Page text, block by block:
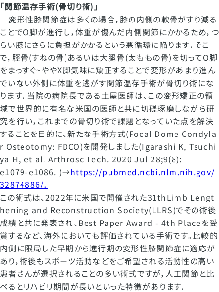
「関節温存手術(骨切り術)」
変形性膝関節症は多くの場合，膝の内側の軟骨がすり減る
ことでO脚が進行し，体重が傷んだ内側関節にかかるため，つ
らい膝にさらに負担がかかるという悪循環に陥ります．そこ
で，脛骨(すねの骨)あるいは大腿骨(太ももの骨)を切ってO脚
をまっすぐ~ややX脚気味に矯正することで変形があまり進ん
でいない外側に体重を逃がす関節温存手術が骨切り術にな
ります．当院の病院長である土屋医師は、この変形矯正の領
域で世界的に有名な米国の医師と共に切磋琢磨しながら研
究を行い，これまでの骨切り術で課題となっていた点を解決
することを目的に、新たな手術方式(Focal Dome Condyla
r Osteotomy: FDCO)を開発しました(Igarashi K, Tsuchi
ya H, et al. Arthrosc Tech. 2020 Jul 28;9(8):
e1079-e1086. )→https://pubmed.ncbi.nlm.nih.gov/
32874886/．
この術式は、2022年に米国で開催された31thLimb Lengt
hening and Reconstruction Society(LLRS)でその術後
成績と共に発表され、Best Paper Award - 4th Placeを受
賞するなど、海外においても評価されている手術です。比較的
内側に限局した早期から進行期の変形性膝関節症に適応が
あり，術後もスポーツ活動などをご希望される活動性の高い
患者さんが選択されることの多い術式ですが，人工関節と比
べるとリハビリ期間が長いといった特徴があります．